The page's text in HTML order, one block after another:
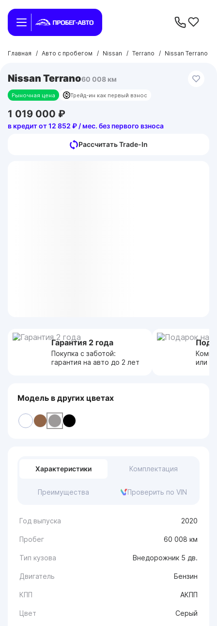
Главная / Авто с пробегом / Nissan / Terrano / Nissan Terrano
Nissan Terrano60 008 км
Рыночная цена Трейд-ин как первый взнос
1 019 000 ₽
в кредит от 12 852 ₽ / мес. без первого взноса
Рассчитать Trade-In
Гарантия 2 года
Покупка с заботой:
гарантия на авто до 2 лет
или
Модель в других цветах
Характеристики Комплектация
Преимущества Проверить по VIN
Год выпуска 2020
Пробег 60 008 км
Тип кузова Внедорожник 5 дв.
Двигатель Бензин
КПП АКПП
Цвет Серый